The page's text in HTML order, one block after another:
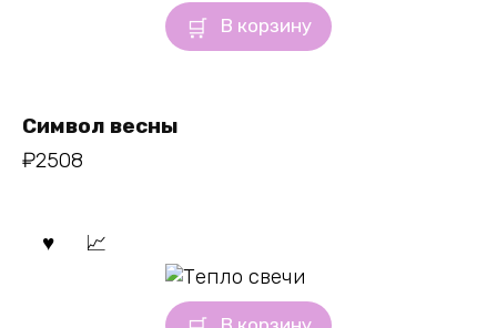
В корзину
Символ весны
₽2508